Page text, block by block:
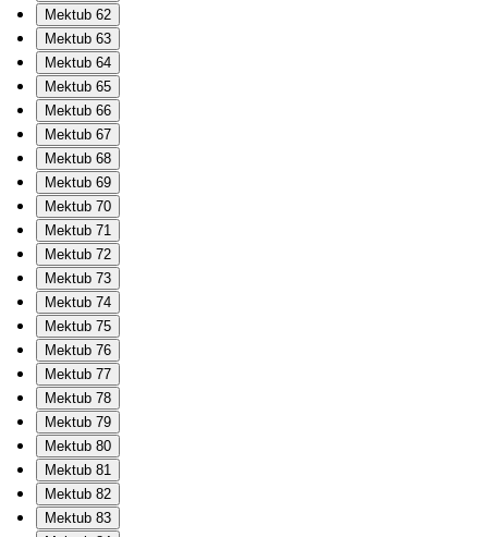
Mektub 62
Mektub 63
Mektub 64
Mektub 65
Mektub 66
Mektub 67
Mektub 68
Mektub 69
Mektub 70
Mektub 71
Mektub 72
Mektub 73
Mektub 74
Mektub 75
Mektub 76
Mektub 77
Mektub 78
Mektub 79
Mektub 80
Mektub 81
Mektub 82
Mektub 83